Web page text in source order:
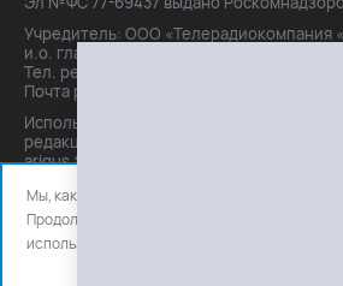
Учредитель: ООО «Телерадиокомпания
и.о. главного редактора: Маханова О.Б.
Тел. peдakции: +7(3012)21-30-14,
Почта peдakции: editor@arigus.tv
Использование материалов только с
редакции. При цитировании прямая
arigus.tv обязательна.
Мы, как и все используем файлы cookie и
Продолжая использовать сайт, вы
использования